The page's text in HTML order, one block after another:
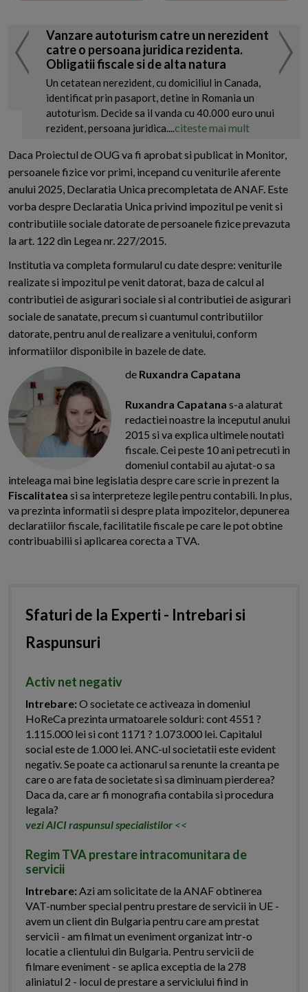
Vanzare autoturism catre un nerezident
catre o persoana juridica rezidenta.
Obligatii fiscale si de alta natura
Un cetatean nerezident, cu domiciliul in Canada,
identificat prin pasaport, detine in Romania un
autoturism. Decide sa il vanda cu 40.000 euro unui
rezident, persoana juridica....citeste mai mult
Daca Proiectul de OUG va fi aprobat si publicat in Monitor,
persoanele fizice vor primi, incepand cu veniturile aferente
anului 2025, Declaratia Unica precompletata de ANAF. Este
vorba despre Declaratia Unica privind impozitul pe venit si
contributiile sociale datorate de persoanele fizice prevazuta
la art. 122 din Legea nr. 227/2015.
Institutia va completa formularul cu date despre: veniturile
realizate si impozitul pe venit datorat, baza de calcul al
contributiei de asigurari sociale si al contributiei de asigurari
sociale de sanatate, precum si cuantumul contributiilor
datorate, pentru anul de realizare a venitului, conform
informatiilor disponibile in bazele de date.
de Ruxandra Capatana
Ruxandra Capatana s-a alaturat
redactiei noastre la inceputul anului
2015 si va explica ultimele noutati
fiscale. Cei peste 10 ani petrecuti in
domeniul contabil au ajutat-o sa
inteleaga mai bine legislatia despre care scrie in prezent la
Fiscalitatea si sa interpreteze legile pentru contabili. In plus,
va prezinta informatii si despre plata impozitelor, depunerea
declaratiilor fiscale, facilitatile fiscale pe care le pot obtine
contribuabilii si aplicarea corecta a TVA.
Sfaturi de la Experti - Intrebari si
Raspunsuri
Activ net negativ
Intrebare:O societate ce activeaza in domeniul
HoReCa prezinta urmatoarele solduri: cont 4551 ?
1.115.000 lei si cont 1171 ? 1.073.000 lei. Capitalul
social este de 1.000 lei. ANC-ul societatii este evident
negativ. Se poate ca actionarul sa renunte la creanta pe
care o are fata de societate si sa diminuam pierderea?
Daca da, care ar fi monografia contabila si procedura
legala?
vezi AICI raspunsul specialistilor <<
Regim TVA prestare intracomunitara de
servicii
Intrebare:Azi am solicitate de la ANAF obtinerea
VAT-number special pentru prestare de servicii in UE -
avem un client din Bulgaria pentru care am prestat
servicii - am filmat un eveniment organizat intr-o
locatie a clientului din Bulgaria. Pentru servicii de
filmare eveniment - se aplica exceptia de la 278
aliniatul 2 - locul de prestare a serviciului fiind in